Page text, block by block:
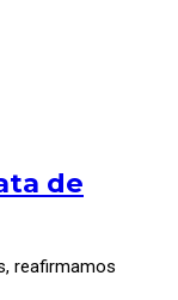
de
reafirmamos